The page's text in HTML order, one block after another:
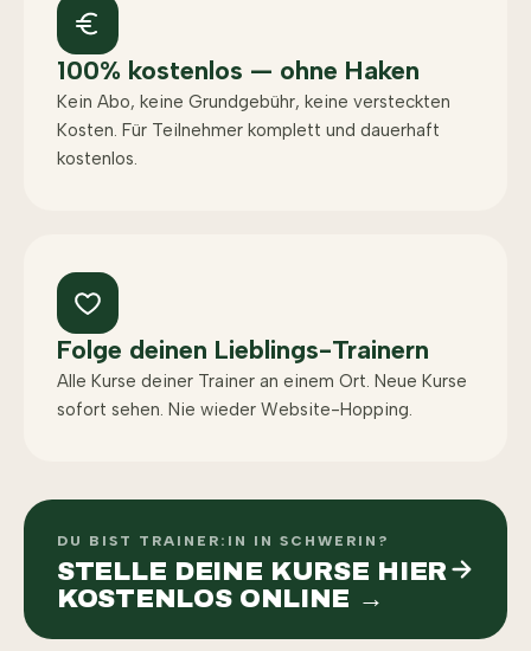
100% kostenlos — ohne Haken
Kein Abo, keine Grundgebühr, keine versteckten
Kosten. Für Teilnehmer komplett und dauerhaft
kostenlos.
Folge deinen Lieblings-Trainern
Alle Kurse deiner Trainer an einem Ort. Neue Kurse
sofort sehen. Nie wieder Website-Hopping.
DU BIST TRAINER:IN IN SCHWERIN?
STELLE DEINE KURSE HIER
KOSTENLOS ONLINE →